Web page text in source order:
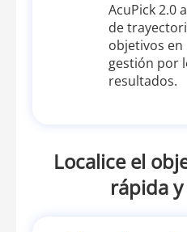
AcuPick 2.0
de
objetivos en
gestión por
resultados.
Localice el
rápida